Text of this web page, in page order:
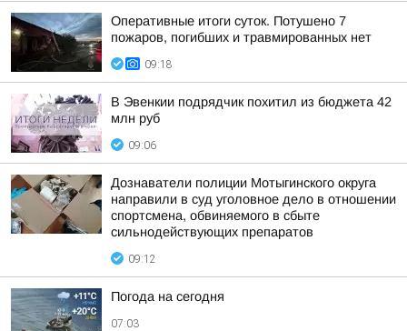
Оперативные итоги суток. Потушено 7
пожаров, погибших и травмированных нет
09:18
В Эвенкии подрядчик похитил из бюджета 42
млн руб
09:06
Дознаватели полиции Мотыгинского округа
направили в суд уголовное дело в отношении
спортсмена, обвиняемого в сбыте
сильнодействующих препаратов
09:12
Погода на сегодня
07:03